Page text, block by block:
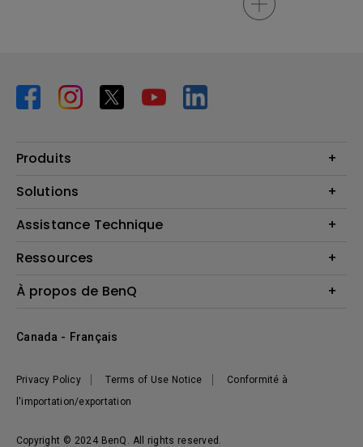
Produits
Vidéoprojecteurs
Éclairage
Haut-parleur
Solutions
Business Display
Assistance Technique
Contactez-nous
Recycling
Ressources
Centre de connaissances
À propos de BenQ
Développement durable
Copyright © 2024 BenQ. All rights reserved.
Privacy Policy Terms of Use Notice
Conformité à
l'importation/exportation
Canada - Français